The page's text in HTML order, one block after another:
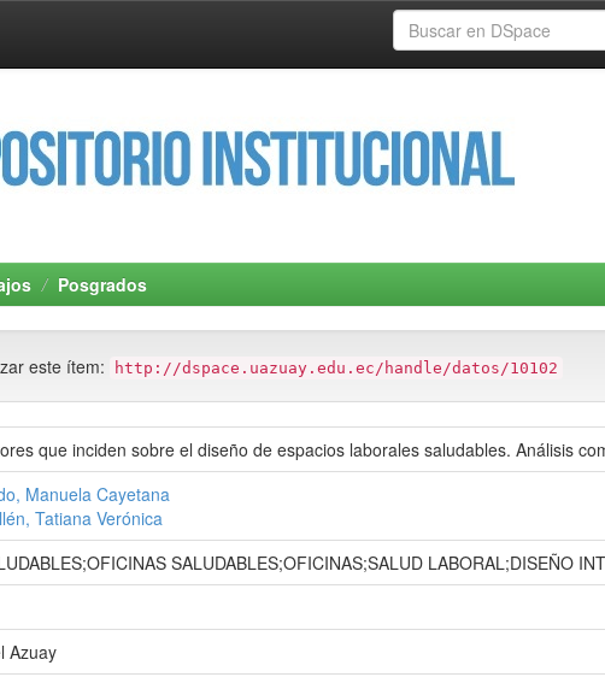
Posgrados
este ítem: http://dspace.uazuay.edu.ec/handle/datos/10102
que inciden sobre el diseño de espacios laborales saludables. Análisis
Manuela Cayetana
Tatiana Verónica
SALUDABLES;OFICINAS;SALUD LABORAL;DISEÑO
Azuay